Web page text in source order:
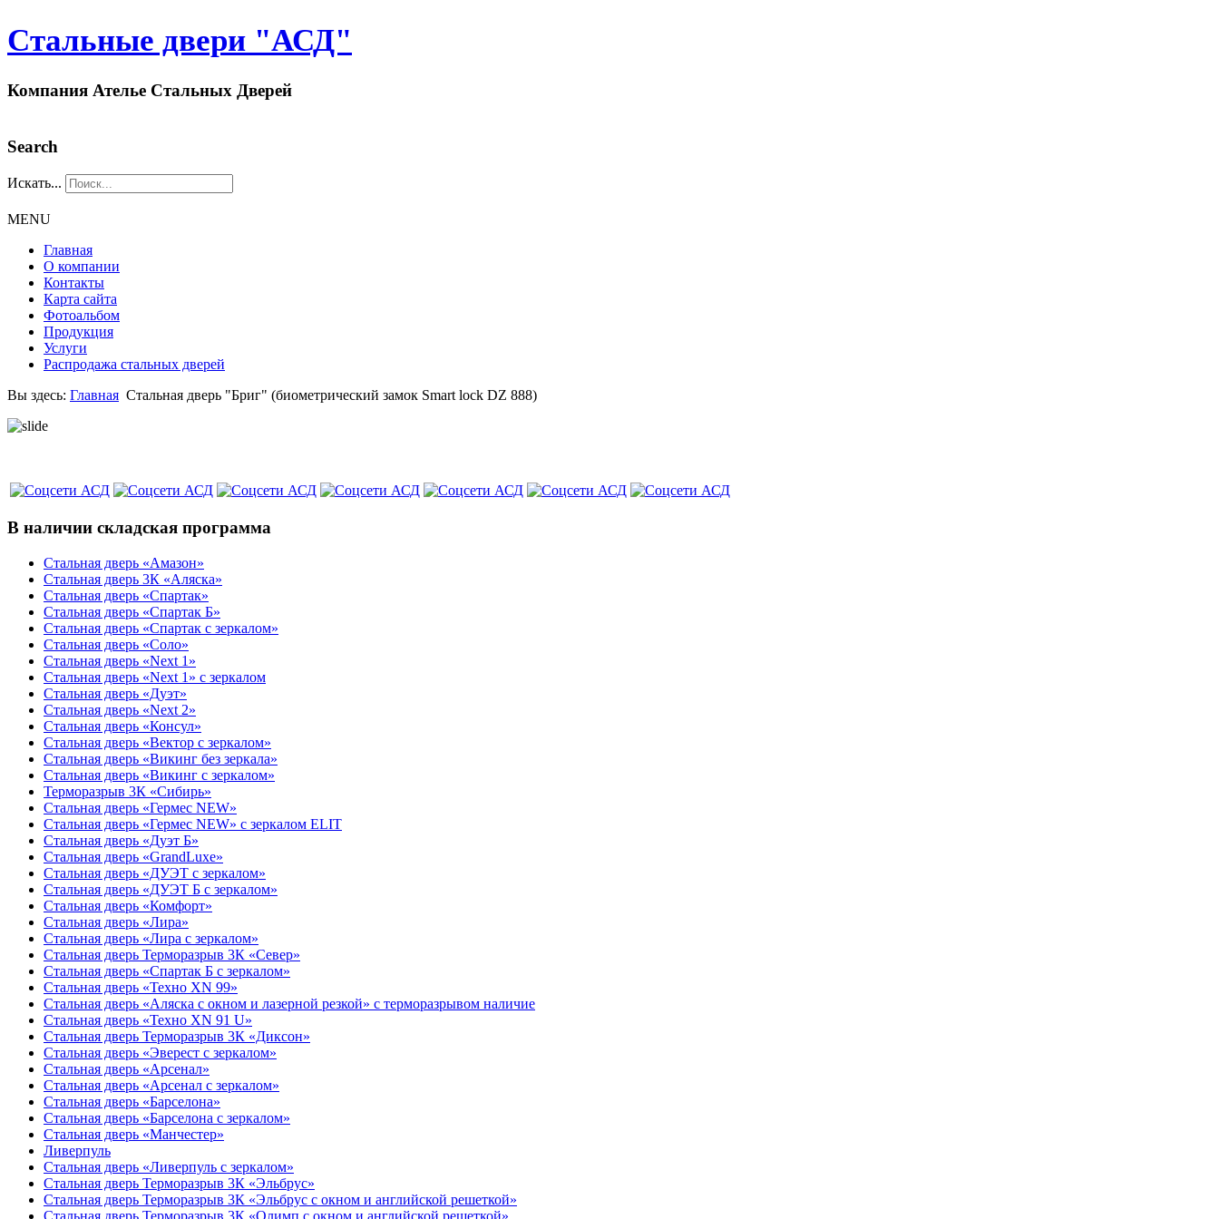
Стальные двери "АСД"
Компания Ателье Стальных Дверей
Search
Искать...
MENU
Главная
О компании
Контакты
Карта сайта
Фотоальбом
Продукция
Услуги
Распродажа стальных дверей
Вы здесь: Главная Стальная дверь "Бриг" (биометрический замок Smart lock DZ 888)
В наличии складская программа
Стальная дверь «Амазон»
Стальная дверь 3К «Аляска»
Стальная дверь «Спартак»
Стальная дверь «Спартак Б»
Стальная дверь «Спартак с зеркалом»
Стальная дверь «Соло»
Стальная дверь «Next 1»
Стальная дверь «Next 1» с зеркалом
Стальная дверь «Дуэт»
Стальная дверь «Next 2»
Стальная дверь «Консул»
Стальная дверь «Вектор с зеркалом»
Стальная дверь «Викинг без зеркала»
Стальная дверь «Викинг c зеркалом»
Терморазрыв 3К «Сибирь»
Стальная дверь «Гермес NEW»
Стальная дверь «Гермес NEW» с зеркалом ELIT
Стальная дверь «Дуэт Б»
Стальная дверь «GrandLuxe»
Стальная дверь «ДУЭТ с зеркалом»
Стальная дверь «ДУЭТ Б с зеркалом»
Стальная дверь «Комфорт»
Стальная дверь «Лира»
Стальная дверь «Лира с зеркалом»
Стальная дверь Терморазрыв 3К «Север»
Стальная дверь «Спартак Б с зеркалом»
Стальная дверь «Техно XN 99»
Стальная дверь «Аляска с окном и лазерной резкой» с терморазрывом наличие
Стальная дверь «Техно XN 91 U»
Стальная дверь Терморазрыв 3К «Диксон»
Стальная дверь «Эверест с зеркалом»
Стальная дверь «Арсенал»
Стальная дверь «Арсенал с зеркалом»
Стальная дверь «Барселона»
Стальная дверь «Барселона с зеркалом»
Стальная дверь «Манчестер»
Ливерпуль
Стальная дверь «Ливерпуль с зеркалом»
Стальная дверь Терморазрыв 3К «Эльбрус»
Стальная дверь Терморазрыв 3К «Эльбрус с окном и английской решеткой»